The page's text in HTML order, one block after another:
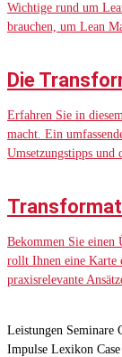
Wichtige rund um
brauchen, um Lean
Die
Erfahren Sie in
macht. Ein
Umsetzungstipps und
Bekommen Sie
rollt Ihnen eine Karte
praxisrelevante
Leistungen Seminare
Impulse Lexikon